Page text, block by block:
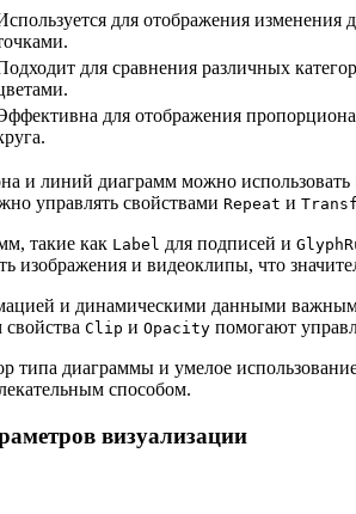
для отображения изменения
для сравнения различных
для отображения
и линий диаграмм можно использовать
управлять свойствами Repeat и
такие как Label для подписей и
изображения и видеоклипы, что
и динамическими данными важным
Clip и Opacity помогают
типа диаграммы и умелое
способом.
визуализации